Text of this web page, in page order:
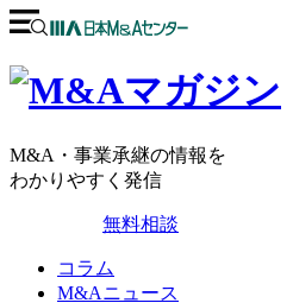
M&A・事業承継の情報を
わかりやすく発信
無料相談
コラム
M&Aニュース